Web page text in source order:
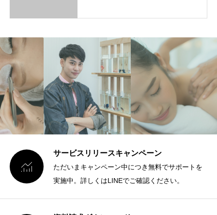

サービスリリースキャンペーン
ただいまキャンペーン中につき無料でサポートを
実施中。詳しくはLINEでご確認ください。